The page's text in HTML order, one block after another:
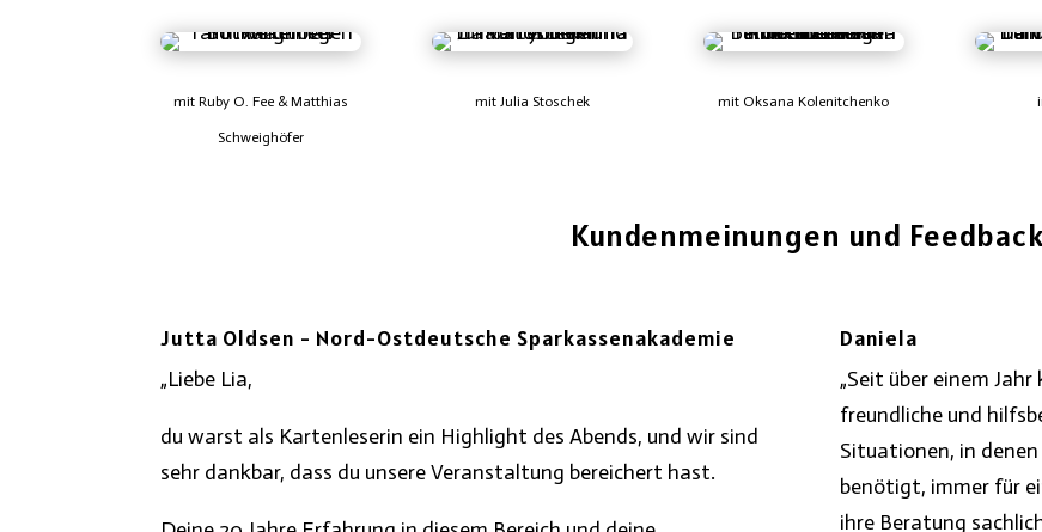
mitRuby O. Fee & Matthias
Schweighöfer
mit Julia Stoschek mit Oksana Kolenitchenko
Kundenmeinungen und
Jutta Oldsen - Nord-Ostdeutsche Sparkassenakademie
„Liebe Lia,
du warst als Kartenleserin ein Highlight des Abends, und wir sind
sehr dankbar, dass du unsere Veranstaltung bereichert hast.
Daniela
„Seit über einem
freundliche und
Situationen, in
benötigt, immer für
ihre Beratung